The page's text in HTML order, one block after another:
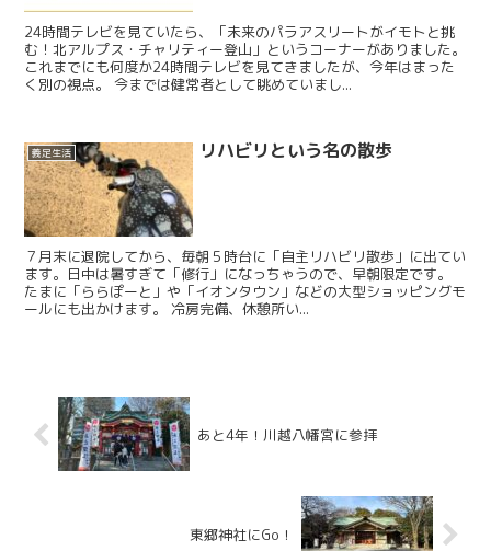
24時間テレビを見ていたら、「未来のパラアスリートがイモトと挑
む！北アルプス・チャリティー登山」というコーナーがありました。
これまでにも何度か24時間テレビを見てきましたが、今年はまった
く別の視点。 今までは健常者として眺めていまし...
義足生活 リハビリという名の散歩
７月末に退院してから、毎朝５時台に「自主リハビリ散歩」に出てい
ます。日中は暑すぎて「修行」になっちゃうので、早朝限定です。
たまに「ららぽーと」や「イオンタウン」などの大型ショッピングモ
ールにも出かけます。 冷房完備、休憩所い...
あと4年！川越八幡宮に参拝
東郷神社にGo！